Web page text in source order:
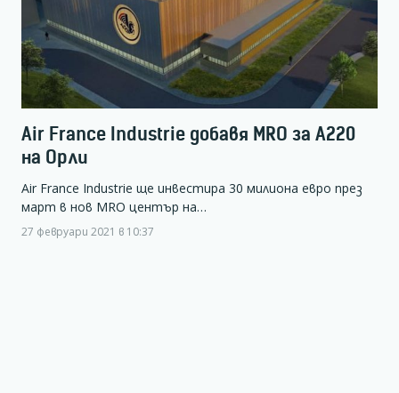
Air France Industrie добавя MRO за А220
на Орли
Air France Industrie ще инвестира 30 милиона евро през
март в нов MRO център на…
27 февруари 2021 в 10:37